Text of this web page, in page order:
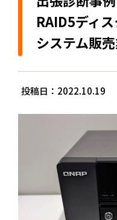
RAID5ディ
システム販売
投稿日：2022.10.19